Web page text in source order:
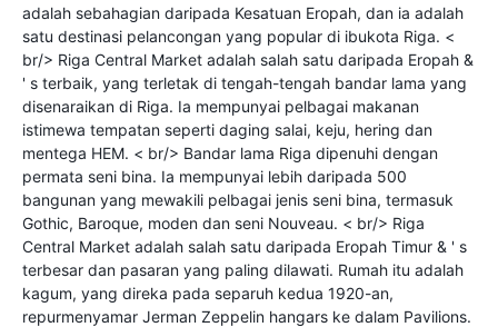
adalah sebahagian daripada Kesatuan Eropah, dan ia adalah
satu destinasi pelancongan yang popular di ibukota Riga. <
br/> Riga Central Market adalah salah satu daripada Eropah &
' s terbaik, yang terletak di tengah-tengah bandar lama yang
disenaraikan di Riga. Ia mempunyai pelbagai makanan
istimewa tempatan seperti daging salai, keju, hering dan
mentega HEM. < br/> Bandar lama Riga dipenuhi dengan
permata seni bina. Ia mempunyai lebih daripada 500
bangunan yang mewakili pelbagai jenis seni bina, termasuk
Gothic, Baroque, moden dan seni Nouveau. < br/> Riga
Central Market adalah salah satu daripada Eropah Timur & ' s
terbesar dan pasaran yang paling dilawati. Rumah itu adalah
kagum, yang direka pada separuh kedua 1920-an,
repurmenyamar Jerman Zeppelin hangars ke dalam Pavilions.